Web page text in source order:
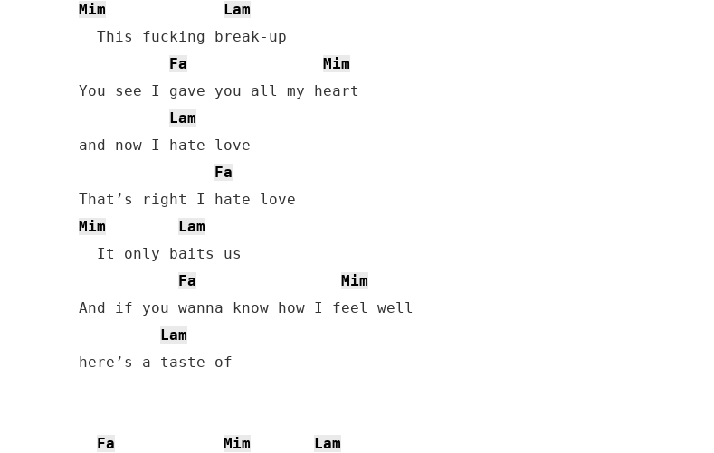
Mim
Lam
  This fucking break-up
Fa
Mim
You see I gave you all my heart
Lam
and now I hate love
Fa
Mim
Lam
  It only baits us
Fa
Mim
And if you wanna know how I feel well
Lam
here’s a taste of
Fa Mim
Lam